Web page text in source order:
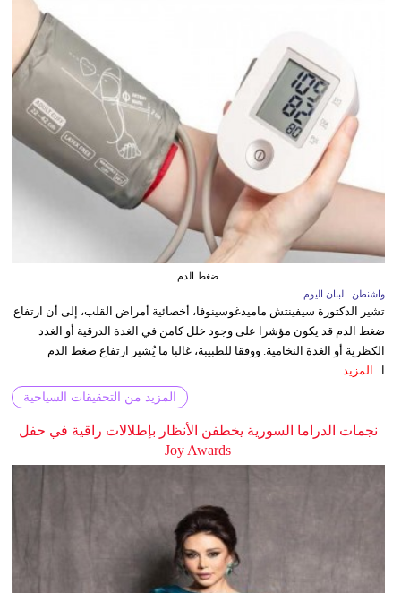
ضغط الدم
واشنطن ـ لبنان اليوم
تشير الدكتورة سيفينتش ماميدغوسينوفا، أخصائية أمراض القلب، إلى أن ارتفاع
ضغط الدم قد يكون مؤشرا على وجود خلل كامن في الغدة الدرقية أو الغدد
الكظرية أو الغدة النخامية. ووفقا للطبيبة، غالبا ما يُشير ارتفاع ضغط الدم
ا... المزيد
المزيد من التحقيقات السياحية
نجمات الدراما السورية يخطفن الأنظار بإطلالات راقية في حفل
Joy Awards